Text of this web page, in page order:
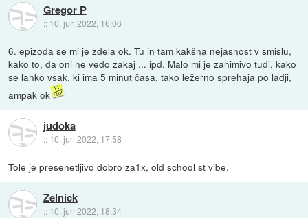
Gregor P
:: 10. jun 2022, 16:06
6. epizoda se mi je zdela ok. Tu in tam kakšna nejasnost v smislu,
kako to, da oni ne vedo zakaj ... ipd. Malo mi je zanimivo tudi, kako
se lahko vsak, ki ima 5 minut časa, tako ležerno sprehaja po ladji,
ampak ok
judoka
:: 10. jun 2022, 17:58
Tole je presenetljivo dobro za1x, old school st vibe.
Zelnick
:: 10. jun 2022, 18:34